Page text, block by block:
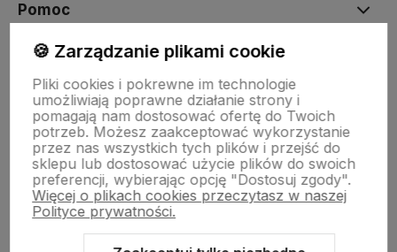
Pomoc
Płatności i dostawa
Informacje
🍪 Zarządzanie plikami cookie
Pliki cookies i pokrewne im technologie
umożliwiają poprawne działanie strony i
pomagają nam dostosować ofertę do Twoich
potrzeb. Możesz zaakceptować wykorzystanie
przez nas wszystkich tych plików i przejść do
sklepu lub dostosować użycie plików do swoich
preferencji, wybierając opcję "Dostosuj zgody".
Więcej o plikach cookies przeczytasz w naszej
Polityce prywatności.